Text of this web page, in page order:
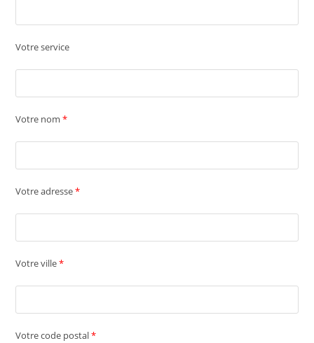
Votre service
Votre nom*
Votre adresse*
Votre ville*
Votre code postal*